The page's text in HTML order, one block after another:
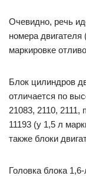
Очевидно, речь
номера
маркировке
Блок цилиндров
отличается по
21083, 2110,
11193 (у 1,5 л
также блоки
Головка блока